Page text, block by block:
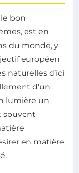
bon
est en
du monde, y
européen
naturelles d’ici
d’un
lumière un
souvent
en matière